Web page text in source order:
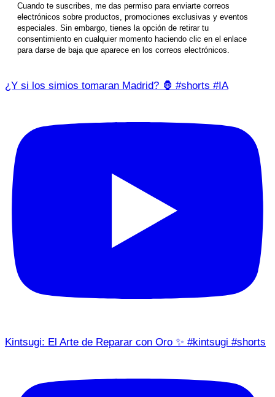
Cuando te suscribes, me das permiso para enviarte correos
electrónicos sobre productos, promociones exclusivas y eventos
especiales. Sin embargo, tienes la opción de retirar tu
consentimiento en cualquier momento haciendo clic en el enlace
para darse de baja que aparece en los correos electrónicos.
¿Y si los simios tomaran Madrid? 🦍 #shorts #IA
Kintsugi: El Arte de Reparar con Oro ✨ #kintsugi #shorts